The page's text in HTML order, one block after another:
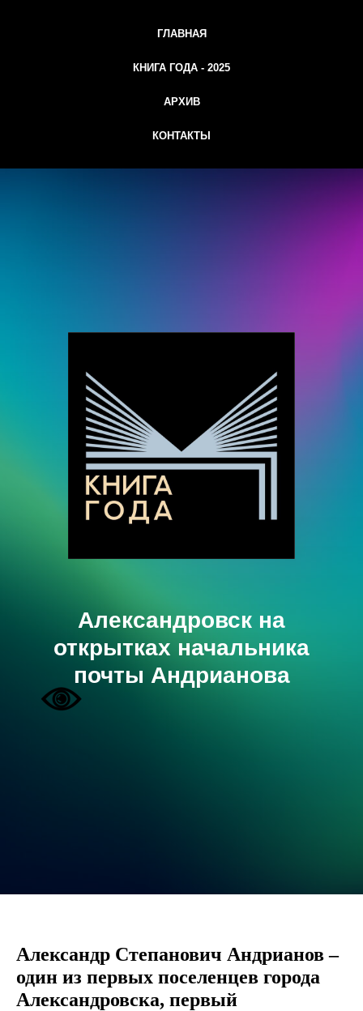
ГЛАВНАЯ
КНИГА ГОДА - 2025
АРХИВ
КОНТАКТЫ
Александровск на
открытках начальника
почты Андрианова
Александр Степанович Андрианов –
один из первых поселенцев города
Александровска, первый